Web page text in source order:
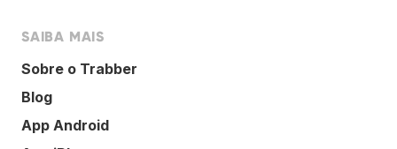
SAIBA MAIS
Sobre o Trabber
Blog
App Android